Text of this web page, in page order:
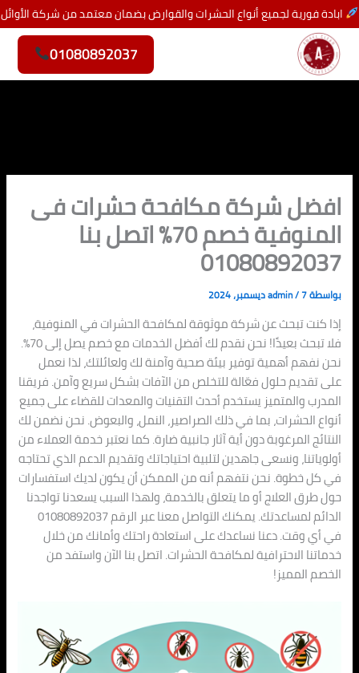
تخطي
إلى
المحتوى
ابادة فورية لجميع أنواع الحشرات والقوارض بضمان معتمد من شركة الأوائل
01080892037
افضل شركة مكافحة حشرات فى
المنوفية خصم 70% اتصل بنا
01080892037
بواسطة admin/7 ديسمبر، 2024
إذا كنت تبحث عن شركة موثوقة لمكافحة الحشرات في المنوفية،
فلا تبحث بعيدًا! نحن نقدم لك أفضل الخدمات مع خصم يصل إلى 70%.
نحن نفهم أهمية توفير بيئة صحية وآمنة لك ولعائلتك، لذا نعمل
على تقديم حلول فعّالة للتخلص من الآفات بشكل سريع وآمن. فريقنا
المدرب والمتميز يستخدم أحدث التقنيات والمعدات للقضاء على جميع
أنواع الحشرات، بما في ذلك الصراصير، النمل، والبعوض. نحن نضمن لك
النتائج المرغوبة دون أية آثار جانبية ضارة. كما نعتبر خدمة العملاء من
أولوياتنا، ونسعى جاهدين لتلبية احتياجاتك وتقديم الدعم الذي تحتاجه
في كل خطوة. نحن نتفهم أنه من الممكن أن يكون لديك استفسارات
حول طرق العلاج أو ما يتعلق بالخدمة، ولهذا السبب يسعدنا تواجدنا
الدائم لمساعدتك. يمكنك التواصل معنا عبر الرقم 01080892037
في أي وقت. دعنا نساعدك على استعادة راحتك وأمانك من خلال
خدماتنا الاحترافية لمكافحة الحشرات. اتصل بنا الآن واستفد من
الخصم المميز!